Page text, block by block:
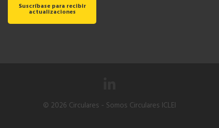
Suscríbase para recibir
actualizaciones
© 2026 Circulares - Somos Circulares ICLEI